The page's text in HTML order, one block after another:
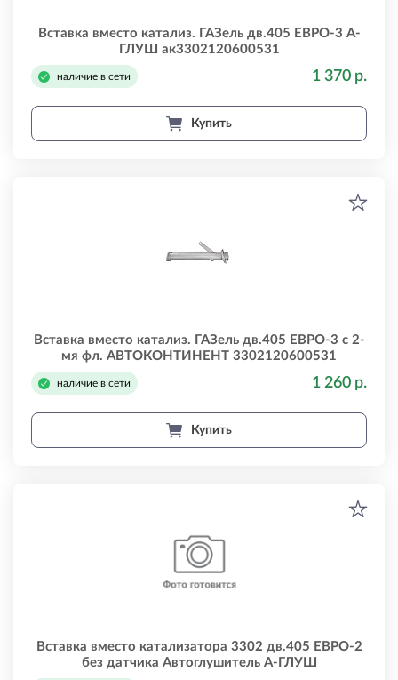
Вставка вместо катализ. ГАЗель дв.405 ЕВРО-3 А-
ГЛУШ ак3302120600531
наличие в сети 1 370 р.
Купить
Вставка вместо катализ. ГАЗель дв.405 ЕВРО-3 с 2-
мя фл. АВТОКОНТИНЕНТ 3302120600531
наличие в сети 1 260 р.
Купить
Вставка вместо катализатора 3302 дв.405 ЕВРО-2
без датчика Автоглушитель А-ГЛУШ